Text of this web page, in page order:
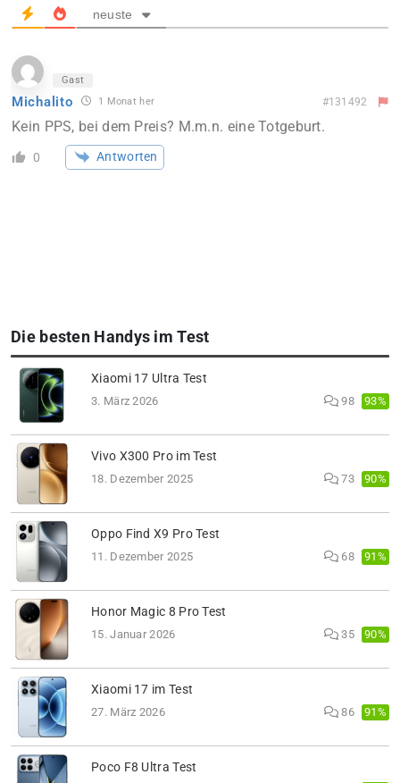
neuste
Gast
Michalito 1 Monat her #131492
Kein PPS, bei dem Preis? M.m.n. eine Totgeburt.
0 Antworten
Die besten Handys im Test
Xiaomi 17 Ultra Test
3. März 2026 98 93%
Vivo X300 Pro im Test
18. Dezember 2025 73 90%
Oppo Find X9 Pro Test
11. Dezember 2025 68 91%
Honor Magic 8 Pro Test
15. Januar 2026 35 90%
Xiaomi 17 im Test
27. März 2026 86 91%
Poco F8 Ultra Test